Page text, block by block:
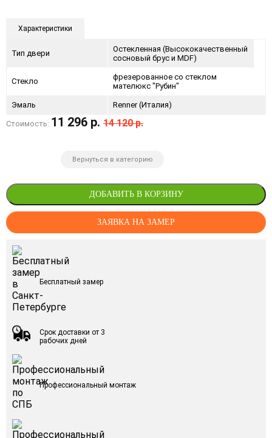
Характеристики
Тип двери
Остекленная (Высококачественный
сосновый брус и MDF)
Стекло
фрезерованное со стеклом
мателюкс "Рубин"
Эмаль Renner (Италия)
Стоимость: 11 296 р. 14 120 р.
Вернуться в категорию
ДОБАВИТЬ В КОРЗИНУ
ЗАЯВКА НА ЗАМЕР
Бесплатный замер
Срок доставки от 3
рабочих дней
Профессиональный монтаж